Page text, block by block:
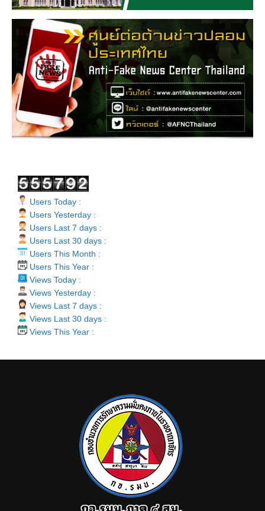
Users Today :
Users Yesterday :
Users Last 7 days :
Users Last 30 days :
Users This Month :
Users This Year :
Views Today :
Views Yesterday :
Views Last 7 days :
Views Last 30 days :
Views This Year :